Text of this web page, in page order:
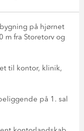
på hjørnet
m fra Storetorv og
til kontor, klinik,
på 1. sal